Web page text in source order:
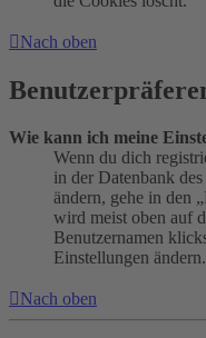
Nach oben
Wie kann ich meine
Wenn du dich
in der Datenbank
ändern, gehe in den
wird meist oben auf
Benutzernamen
Einstellungen ändern.
Nach oben